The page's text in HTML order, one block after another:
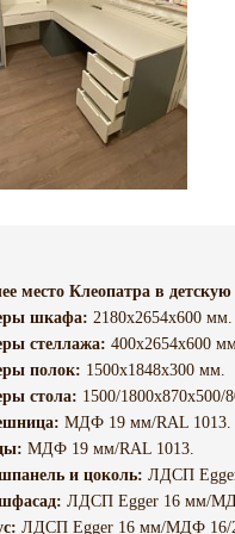
место Клеопатра в детскую
шкафа: 2180х2654х600 мм.
стеллажа: 400х2654х600
полок: 1500х1848х300 мм.
стола: 1500/1800х870х500/
МДФ 19 мм/RAL 1013.
МДФ 19 мм/RAL 1013.
и цоколь: ЛДСП
ЛДСП Egger 16 мм/
ЛДСП Egger 16 мм/МДФ 16/